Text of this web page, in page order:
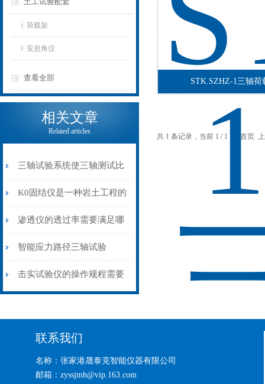
荷载架
安息角仪
查看全部
相关文章
Related articles
三轴试验系统使三轴测试比
以前变得更容易了
K0固结仪是一种岩土工程的
试验仪
渗透仪的透过率需要满足哪
些要求？
智能应力路径三轴试验
击实试验仪的操作规程需要
STK.SZHZ-1三轴荷
共 1 条记录，当前 1 / 1 页 首页
联系我们
名称：张家港晟泰克智能仪器有限公司
邮箱：zyssjmh@vip.163.com